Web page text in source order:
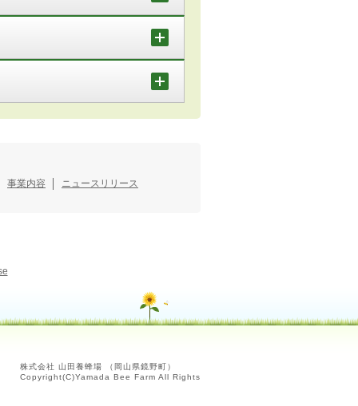
事業内容
ニュースリリース
株式会社 山田養蜂場 （岡山県鏡野町）
Copyright(C)Yamada Bee Farm All Rights